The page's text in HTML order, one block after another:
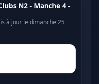
N2 - Manche 4 -
à jour le dimanche 25